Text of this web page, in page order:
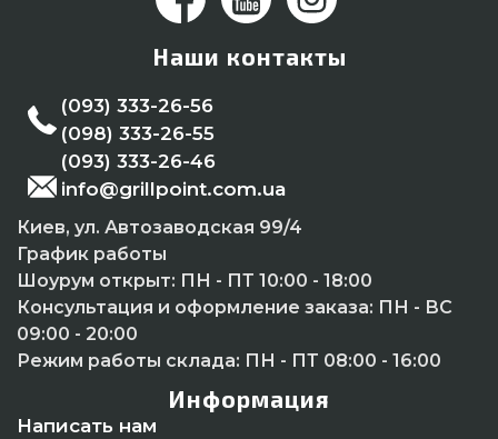
Наши контакты
(093) 333-26-56
(098) 333-26-55
(093) 333-26-46
info@grillpoint.com.ua
Киев, ул. Автозаводская 99/4
График работы
Шоурум открыт: ПН - ПТ 10:00 - 18:00
Консультация и оформление заказа: ПН - ВС
09:00 - 20:00
Режим работы склада: ПН - ПТ 08:00 - 16:00
Информация
Написать нам